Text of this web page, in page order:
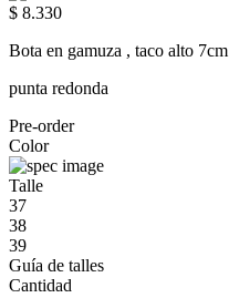
$ 8.330
Bota en gamuza , taco alto 7cm
punta redonda
Pre-order
Color
Talle
37
38
39
Guía de talles
Cantidad